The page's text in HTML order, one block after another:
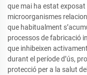
que mai ha estat
microorganismes
que habitualment
processos de fabricació
que inhibeixen
durant el període d’ús,
protecció per a la salut